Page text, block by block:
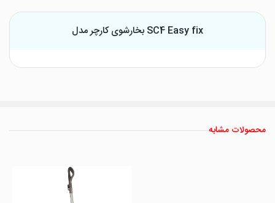
بخارشوی کارچر مدل SC4 Easy fix
محصولات مشابه